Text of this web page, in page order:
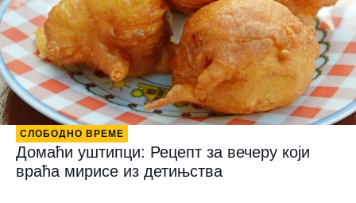
СЛОБОДНО ВРЕМЕ
Домаћи уштипци: Рецепт за вечеру који
враћа мирисе из детињства